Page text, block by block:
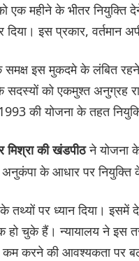
एक महीने के भीतर नियुक्ति
इस प्रकार, वर्तमान
समक्ष इस मुकदमे के लंबित
को एकमुश्त अनुग्रह
की योजना के तहत
मिश्रा की खंडपीठने योजना
अनुकंपा के आधार पर नियुक्ति के
पर ध्यान दिया। इसमें
हो चुके हैं। न्यायालय ने इस
करने की आवश्यकता पर